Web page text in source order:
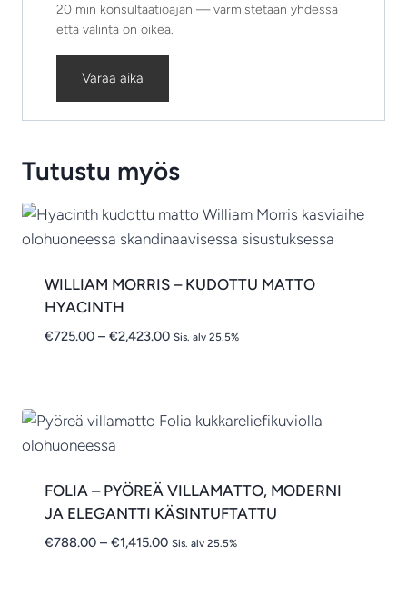
20 min konsultaatioajan — varmistetaan yhdessä
että valinta on oikea.
Varaa aika
Tutustu myös
WILLIAM MORRIS – KUDOTTU MATTO
HYACINTH
€725.00 – €2,423.00Hintaluokka:
Sis. alv 25.5%
FOLIA – PYÖREÄ VILLAMATTO, MODERNI
JA ELEGANTTI KÄSINTUFTATTU
€788.00 – €1,415.00Hintaluokka:
Sis. alv 25.5%